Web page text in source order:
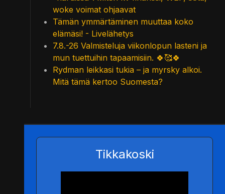
woke voimat ohjaavat
Tämän ymmärtäminen muuttaa koko
elämäsi! - Livelähetys
7.8.-26 Valmisteluja viikonlopun lasteni ja
mun tuettuihin tapaamisiin. 🍀🥰🍀
Rydman leikkasi tukia – ja myrsky alkoi.
Mitä tämä kertoo Suomesta?
Tikkakoski